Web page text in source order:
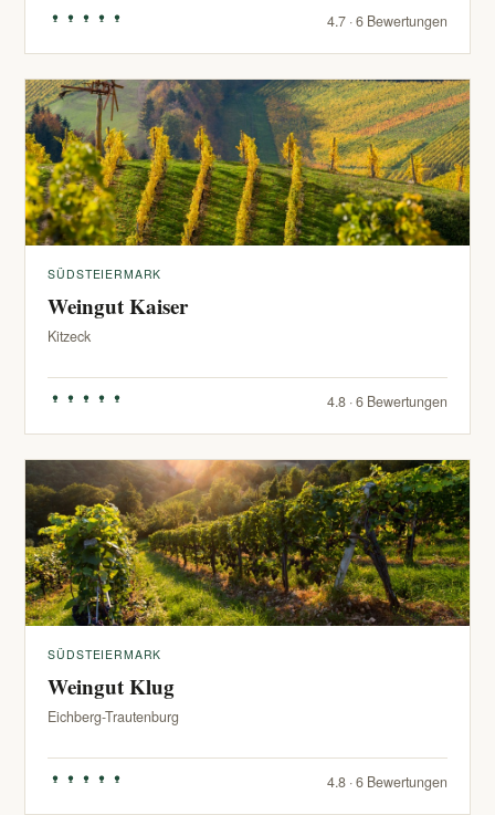
4.7 · 6 Bewertungen
SÜDSTEIERMARK
Weingut Kaiser
Kitzeck
4.8 · 6 Bewertungen
SÜDSTEIERMARK
Weingut Klug
Eichberg-Trautenburg
4.8 · 6 Bewertungen